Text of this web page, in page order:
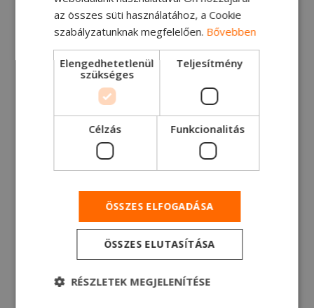
Olvasson bele!
Ford Trucks - A kor
szellemében
az összes süti használatához, a Cookie
szabályzatunknak megfelelően. Bővebben
Elengedhetetlenül
szükséges
Teljesítmény
Célzás Funkcionalitás
ÖSSZES ELFOGADÁSA
ÖSSZES ELUTASÍTÁSA
RÉSZLETEK MEGJELENÍTÉSE